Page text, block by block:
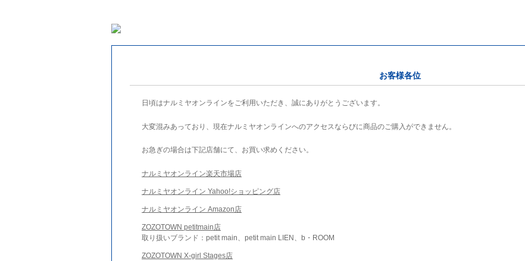
お客様各位
日頃はナルミヤオンラインをご利用いただき、誠にありがとうございます。
大変混みあっており、現在ナルミヤオンラインへのアクセスならびに商品のご購入ができません。
お急ぎの場合は下記店舗にて、お買い求めください。
ナルミヤオンライン楽天市場店
ナルミヤオンライン Yahoo!ショッピング店
ナルミヤオンライン Amazon店
ZOZOTOWN petitmain店
取り扱いブランド：petit main、petit main LIEN、b・ROOM
ZOZOTOWN X-girl Stages店